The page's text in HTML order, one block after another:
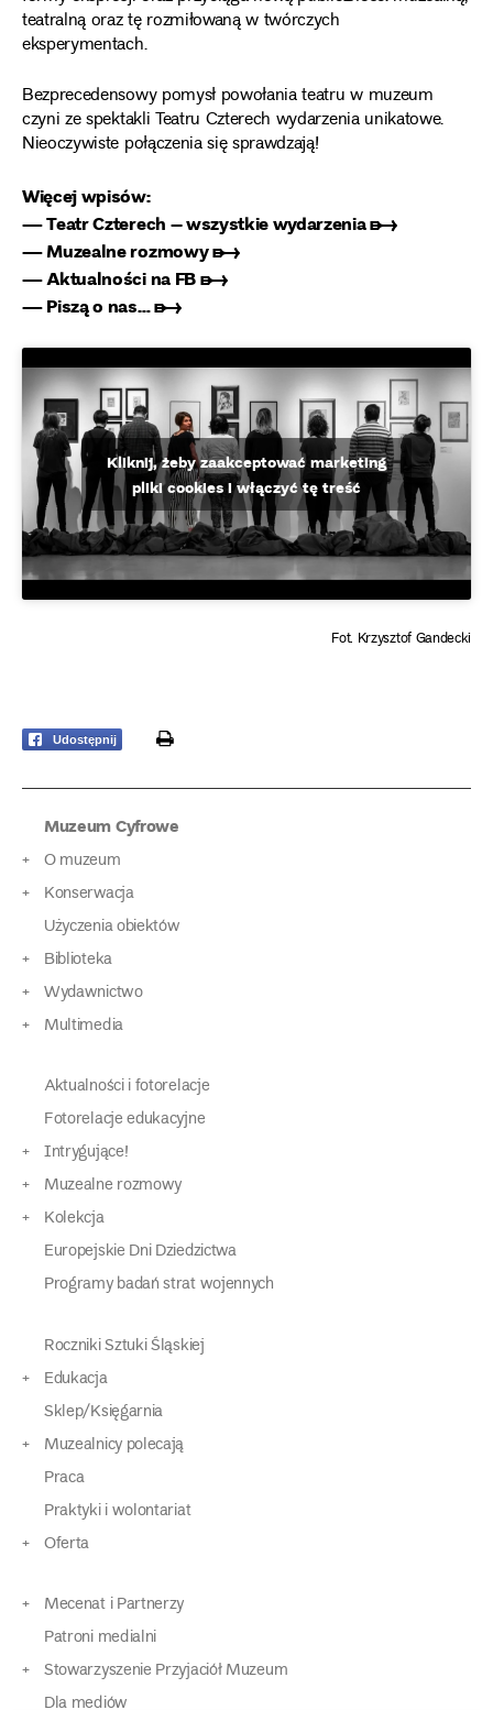
teatralną oraz tę rozmiłowaną w twórczych
eksperymentach.
Bezprecedensowy pomysł powołania teatru w muzeum
czyni ze spektakli Teatru Czterech wydarzenia unikatowe.
Nieoczywiste połączenia się sprawdzają!
Więcej wpisów:
— Teatr Czterech – wszystkie wydarzenia ➸
— Muzealne rozmowy ➸
— Aktualności na FB ➸
— Piszą o nas… ➸
Kliknij, żeby zaakceptować marketing
pliki cookies i włączyć tę treść
Fot. Krzysztof Gandecki
Udostępnij print
Muzeum Cyfrowe
O muzeum
Konserwacja
Użyczenia obiektów
Biblioteka
Wydawnictwo
Multimedia
Aktualności i fotorelacje
Fotorelacje edukacyjne
Intrygujące!
Muzealne rozmowy
Kolekcja
Europejskie Dni Dziedzictwa
Programy badań strat wojennych
Roczniki Sztuki Śląskiej
Edukacja
Sklep/Księgarnia
Muzealnicy polecają
Praca
Praktyki i wolontariat
Oferta
Mecenat i Partnerzy
Patroni medialni
Stowarzyszenie Przyjaciół Muzeum
Dla mediów